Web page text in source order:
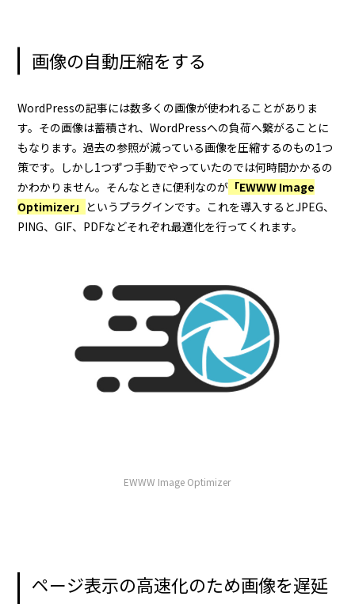
画像の自動圧縮をする
WordPressの記事には数多くの画像が使われることがありま
す。その画像は蓄積され、WordPressへの負荷へ繋がることに
もなります。過去の参照が減っている画像を圧縮するのもの1つ
策です。しかし1つずつ手動でやっていたのでは何時間かかるの
かわかりません。そんなときに便利なのが 「EWWW Image
Optimizer」 というプラグインです。これを導入するとJPEG、
PING、GIF、PDFなどそれぞれ最適化を行ってくれます。
EWWW Image Optimizer
ページ表示の高速化のため画像を遅延